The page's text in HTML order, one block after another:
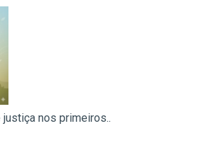
nos primeiros..